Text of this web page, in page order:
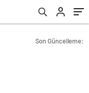
Son Güncelleme: